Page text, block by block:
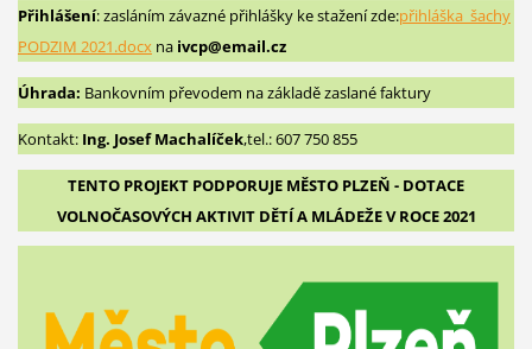
Přihlášení: zasláním závazné přihlášky ke stažení zde:přihláška_šachy
PODZIM 2021.docxna ivcp@email.cz
Úhrada: Bankovním převodem na základě zaslané faktury
Kontakt:Ing. Josef Machalíček,tel.: 607 750 855
TENTO PROJEKT PODPORUJE MĚSTO PLZEŇ - DOTACE
VOLNOČASOVÝCH AKTIVIT DĚTÍ A MLÁDEŽE V ROCE 2021